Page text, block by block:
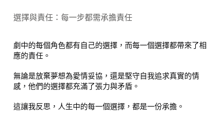
選擇與責任：每一步都需承擔責任
劇中的每個角色都有自己的選擇，而每一個選擇都帶來了相
應的責任。
無論是放棄夢想為愛情妥協，還是堅守自我追求真實的情
感，他們的選擇都充滿了張力與矛盾。
這讓我反思，人生中的每一個選擇，都是一份承擔。